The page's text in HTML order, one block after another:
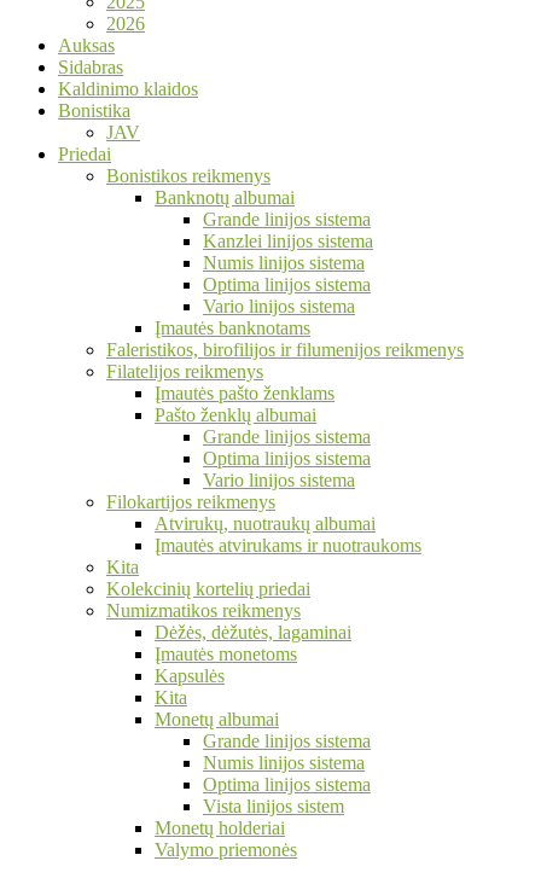
2026
Auksas
Sidabras
Kaldinimo klaidos
Bonistika
JAV
Priedai
Bonistikos reikmenys
Banknotų albumai
Grande linijos sistema
Kanzlei linijos sistema
Numis linijos sistema
Optima linijos sistema
Vario linijos sistema
Įmautės banknotams
Faleristikos, birofilijos ir filumenijos reikmenys
Filatelijos reikmenys
Įmautės pašto ženklams
Pašto ženklų albumai
Grande linijos sistema
Optima linijos sistema
Vario linijos sistema
Filokartijos reikmenys
Atvirukų, nuotraukų albumai
Įmautės atvirukams ir nuotraukoms
Kita
Kolekcinių kortelių priedai
Numizmatikos reikmenys
Dėžės, dėžutės, lagaminai
Įmautės monetoms
Kapsulės
Kita
Monetų albumai
Grande linijos sistema
Numis linijos sistema
Optima linijos sistema
Vista linijos sistem
Monetų holderiai
Valymo priemonės